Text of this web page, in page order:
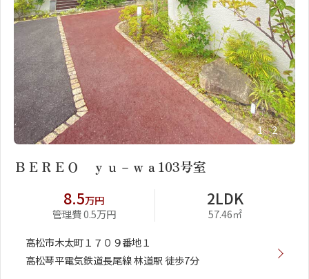
1 2
ＢＥＲＥＯ ｙｕ－ｗａ103号室
8.5万円
管理費 0.5万円
2LDK
57.46㎡
高松市木太町１７０９番地１
高松琴平電気鉄道長尾線 林道駅 徒歩7分